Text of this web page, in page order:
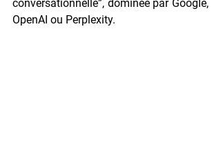
conversationnelle”, dominée par Google,
OpenAI ou Perplexity.